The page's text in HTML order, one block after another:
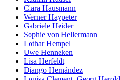
Clara Hausmann
Werner Haypeter
Gabriele Heider
Sophie von Hellermann
Lothar Hempel
Uwe Henneken
Lisa Herfeldt
Diango Hernández